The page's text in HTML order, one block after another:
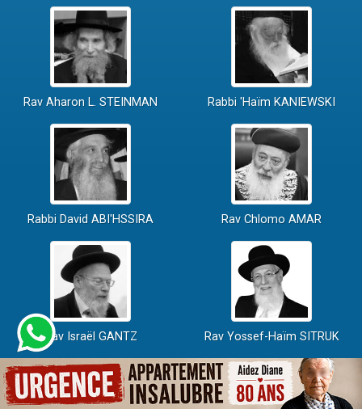
Rav Aharon L. STEINMAN Rabbi 'Haïm KANIEWSKI
Rabbi David ABI'HSSIRA Rav Chlomo AMAR
Rav Israël GANTZ Rav Yossef-Haïm SITRUK